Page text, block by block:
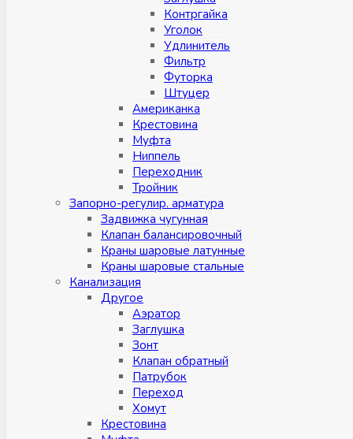
Контргайка
Уголок
Удлинитель
Фильтр
Футорка
Штуцер
Американка
Крестовина
Муфта
Ниппель
Переходник
Тройник
Запорно-регулир. арматура
Задвижка чугунная
Клапан балансировочный
Краны шаровые латунные
Краны шаровые стальные
Канализация
Другое
Аэратор
Заглушкa
Зонт
Клапан обратный
Патрубок
Переход
Хомут
Крестовина